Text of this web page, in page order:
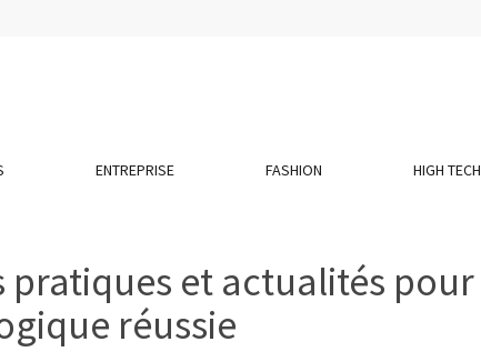
ENTREPRISE FASHION HIGH TECH
pratiques et actualités pour
réussie